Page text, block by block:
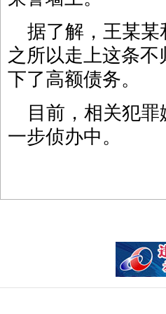
据了解，王某
之所以走上这条
下了高额债务。
目前，相关犯
一步侦办中。